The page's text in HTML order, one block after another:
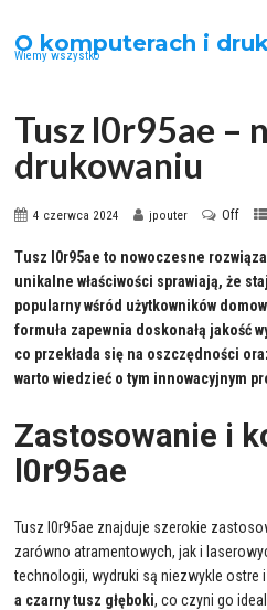
O komputerach i
Wiemy wszystko
Tusz l0r95ae –
drukowaniu
4 czerwca 2024 jpouter Off
Tusz l0r95ae to nowoczesne
unikalne właściwości sprawiają, że
popularny wśród użytkowników
formuła zapewnia doskonałą jakość
co przekłada się na oszczędności
warto wiedzieć o tym innowacyjnym
Zastosowanie i
l0r95ae
Tusz l0r95ae znajduje szerokie
zarówno atramentowych, jak i
technologii, wydruki są niezwykle ostre i
a czarny tusz głęboki, co czyni go